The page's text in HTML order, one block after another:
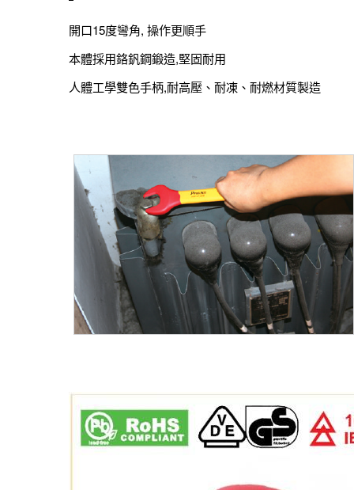
開口15度彎角, 操作更順手
本體採用鉻釩鋼鍛造,堅固耐用
人體工學雙色手柄,耐高壓、耐凍、耐燃材質製造